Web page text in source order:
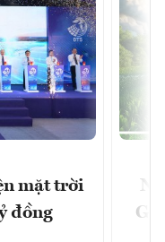
mặt trời
đồng